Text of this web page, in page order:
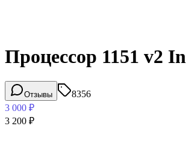
Процессор 1151 v2
Отзывы
8356
3 000 ₽
3 200 ₽